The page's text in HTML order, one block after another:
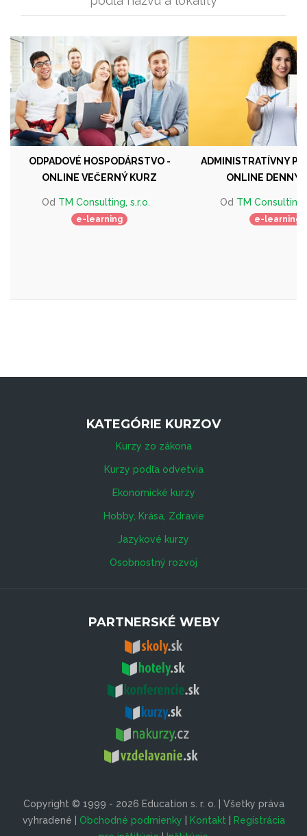
ODPADOVÉ HOSPODÁRSTVO -
ONLINE VEČERNÝ KURZ
Od TM Consulting, s.r.o.
e-learning
ADMINISTRATÍVNY
ONLINE DENNÝ
Od TM Consulting,
e-learning
KATEGÓRIE KURZOV
Kurzy zo zákona
Kurzy podľa odvetvia
Ekonomické kurzy
Hobby, Krása, Zdravie
Jazykové kurzy
Osobnostný rozvoj
PARTNERSKÉ WEBY
Copyright © 1999 - 2026 Education s. r. o. | Všetky práva
vyhradené | Obchodné podmienky | Kontakt | Registrácia